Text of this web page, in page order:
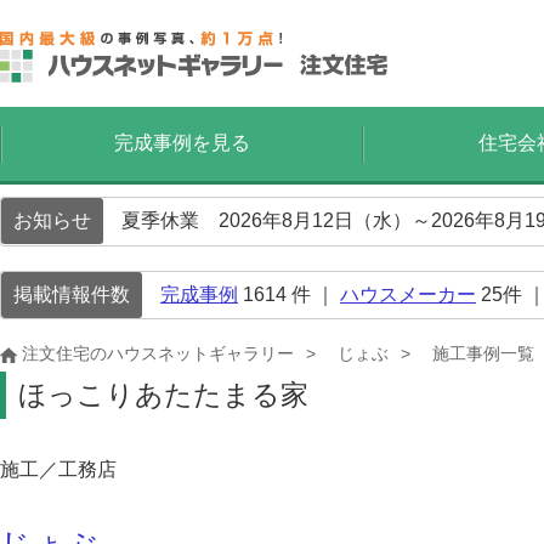
完成事例を見る 住宅会
お知らせ 夏季休業 2026年8月12日（水）～2026年8月
掲載情報件数 完成事例 1614 件 ｜ ハウスメーカー 25件
注文住宅のハウスネットギャラリー じょぶ 施工事例一覧
ほっこりあたたまる家
施工／工務店